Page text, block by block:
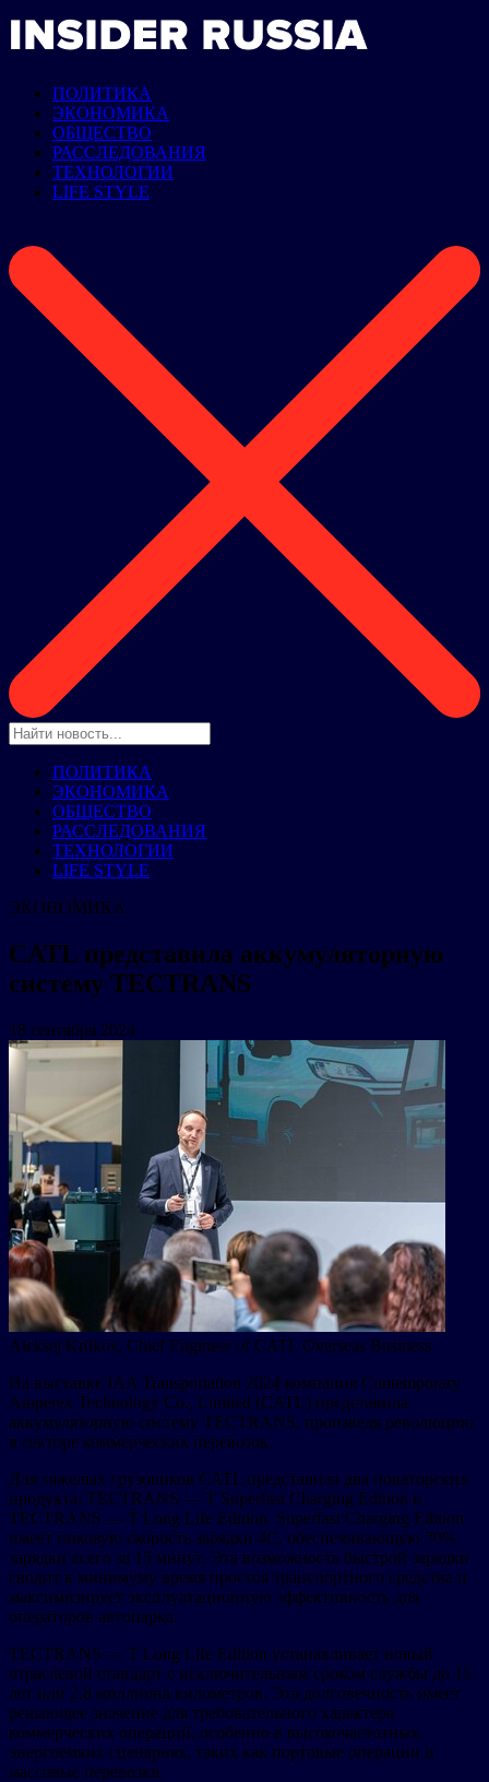
ПОЛИТИКА
ЭКОНОМИКА
ОБЩЕСТВО
РАССЛЕДОВАНИЯ
ТЕХНОЛОГИИ
LIFE STYLE
ПОЛИТИКА
ЭКОНОМИКА
ОБЩЕСТВО
РАССЛЕДОВАНИЯ
ТЕХНОЛОГИИ
LIFE STYLE
ЭКОНОМИКА
CATL представила аккумуляторную
систему TECTRANS
18 сентября 2024
Aleksej Krükov, Chief Engineer of CATL Overseas Business
На выставке IAA Transportation 2024 компания Contemporary
Amperex Technology Co., Limited (CATL) представила
аккумуляторную систему TECTRANS, произведя революцию
в секторе коммерческих перевозок.
Для тяжелых грузовиков CATL представила два новаторских
продукта: TECTRANS — T Superfast Charging Edition и
TECTRANS — T Long Life Edition. Superfast Charging Edition
имеет пиковую скорость зарядки 4C, обеспечивающую 70%
зарядки всего за 15 минут. Эта возможность быстрой зарядки
сводит к минимуму время простоя транспортного средства и
максимизирует эксплуатационную эффективность для
операторов автопарка.
TECTRANS — T Long Life Edition устанавливает новый
отраслевой стандарт с исключительным сроком службы до 15
лет или 2,8 миллиона километров. Эта долговечность имеет
решающее значение для требовательного характера
коммерческих операций, особенно в высокочастотных,
энергоемких сценариях, таких как портовые операции и
массовые перевозки.